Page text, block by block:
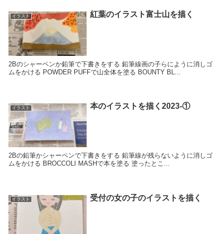
イラスト 紅葉のイラスト富士山を描く
2Bのシャーペンか鉛筆で下書きをする 鉛筆線画の子らにように消しゴ
ムをかける POWDER PUFFで山全体を塗る BOUNTY BL...
イラスト 本のイラストを描く2023-①
2Bの鉛筆かシャーペンで下書きをする 鉛筆線が残らないように消しゴ
ムをかける BROCCOLI MASHで本を塗る 塗ったとこ...
イラスト 受付の女の子のイラストを描く